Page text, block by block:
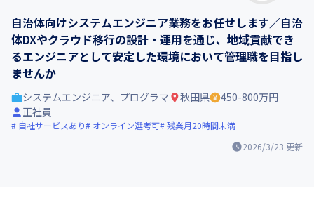
自治体向けシステムエンジニア業務をお任せします／自治
体DXやクラウド移行の設計・運用を通じ、地域貢献でき
るエンジニアとして安定した環境において管理職を目指し
ませんか
2026/3/23 更新
システムエンジニア、プログラマ 秋田県
450-800万円
正社員
自社サービスあり オンライン選考可 残業月20時間未満